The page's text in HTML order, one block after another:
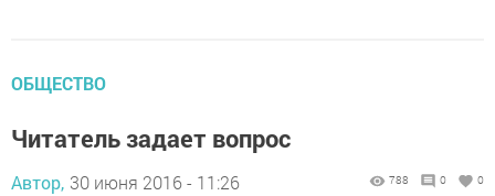
ОБЩЕСТВО
Читатель задает вопрос
Автор, 30 июня 2016 - 11:26 788 0 0